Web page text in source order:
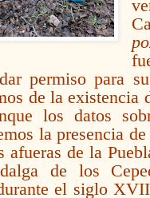
permiso para
de la existencia
los datos
la presencia
afueras de la
de los
el siglo